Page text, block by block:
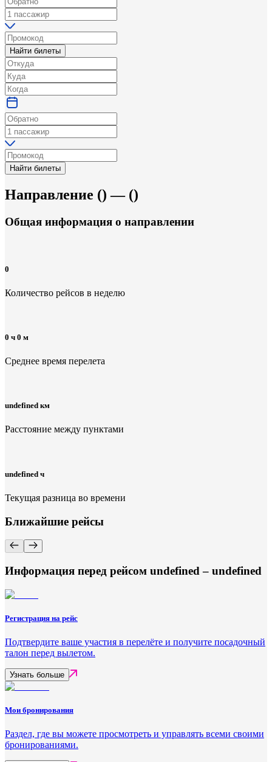
Найти билеты
Найти билеты
Направление () — ()
Общая информация о направлении
0
Количество рейсов в неделю
0 ч 0 м
Среднее время перелета
undefined км
Расстояние между пунктами
undefined ч
Текущая разница во времени
Ближайшие рейсы
Информация перед рейсом undefined – undefined
Регистрация на рейс
Подтвердите ваше участия в перелёте и получите посадочный
талон перед вылетом.
Узнать больше
Мои бронирования
Раздел, где вы можете просмотреть и управлять всеми своими
бронированиями.